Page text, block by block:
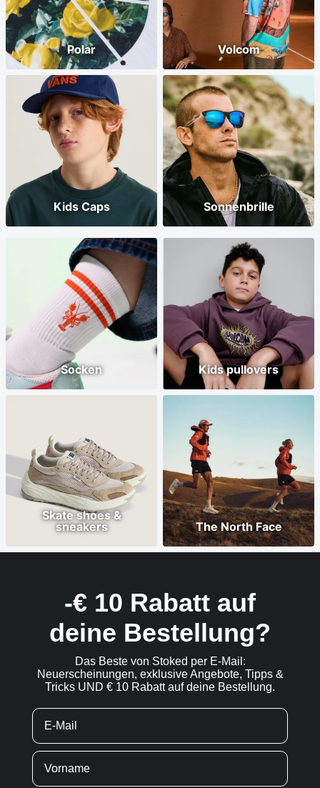
Polar Volcom
Kids Caps Sonnenbrille
Socken Kids pullovers
Skate shoes &
sneakers
The North Face
-€ 10 Rabatt auf
deine Bestellung?
Das Beste von Stoked per E-Mail:
Neuerscheinungen, exklusive Angebote, Tipps &
Tricks UND € 10 Rabatt auf deine Bestellung.